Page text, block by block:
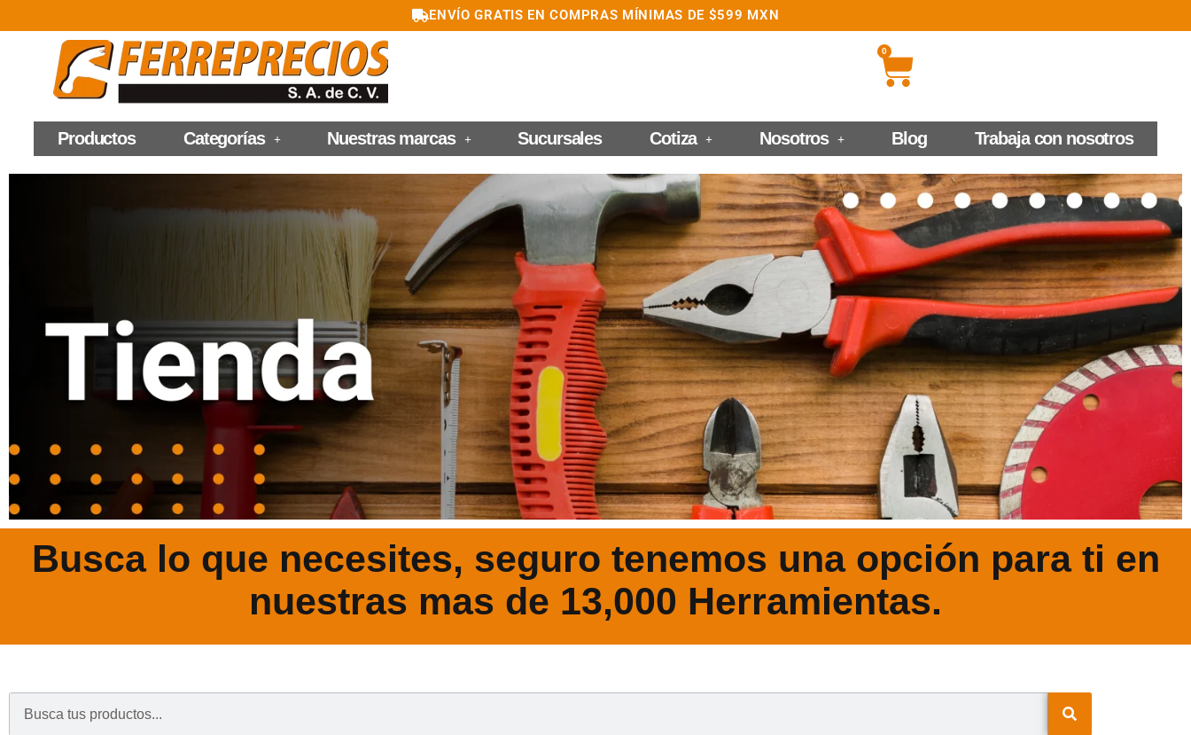
ENVÍO GRATIS EN COMPRAS MÍNIMAS DE $599 MXN
0
Productos Categorías Nuestras marcas Sucursales Cotiza Nosotros Blog Trabaja con nosotros
Busca lo que necesites, seguro tenemos una opción para ti en
nuestras mas de 13,000 Herramientas.